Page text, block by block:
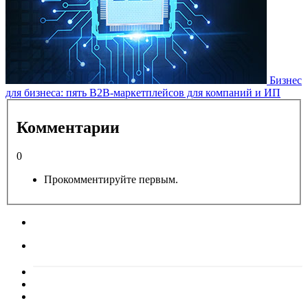
Бизнес
для бизнеса: пять B2B-маркетплейсов для компаний и ИП
Комментарии
0
Прокомментируйте первым.